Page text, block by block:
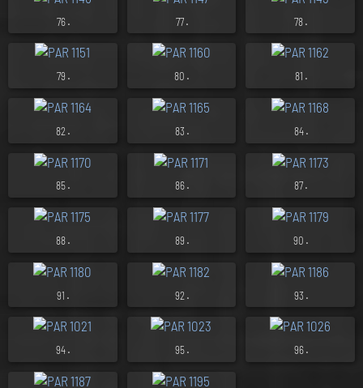
76 . 77. 78.
79 . 80 . 81 .
82 . 83 . 84 .
85. 86. 87.
88. 89 . 90 .
91 . 92 . 93 .
94. 95. 96 .